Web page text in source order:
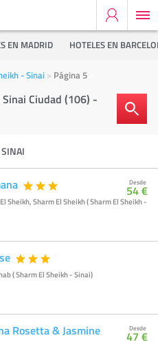
EN MADRID HOTELES EN
- Sinai Página 5
Ciudad (106) -
Sheikh, Sharm El Sheikh ( Sharm El Sheikh -
Desde
54 €
( Sharm El Sheikh - Sinai)
Rosetta & Jasmine Desde
47 €